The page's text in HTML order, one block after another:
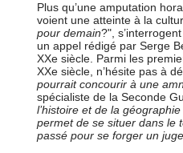
Plus qu’une amputation
voient une atteinte à la
pour demain?",
un appel rédigé par Serge
XXe siècle. Parmi les
XXe siècle, n’hésite pas à
pourrait concourir à une
spécialiste de la Seconde
l’histoire et de la
permet de se situer dans le
passé pour se forger un